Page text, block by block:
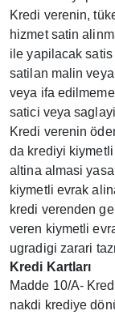
Kredi verenin,
hizmet satin
ile yapilacak
satilan malin
veya ifa
satici veya
Kredi verenin
da krediyi
altina almasi
kiymetli evrak
kredi verenden
veren kiymetli
ugradigi zarari
Kredi Kartları
Madde 10/A-
nakdi krediye